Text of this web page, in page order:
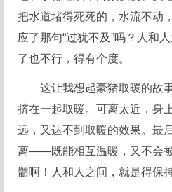
把水道堵得死死的，水流不动
应了那句“过犹不及”吗？人和
了也不行，得有个度。
这让我想起豪猪取暖的故
挤在一起取暖。可离太近，身
远，又达不到取暖的效果。最
离——既能相互温暖，又不会
髓啊！人和人之间，就是得保